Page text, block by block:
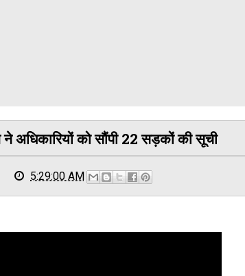
अधिकारियों को सौंपी 22 सड़कों की सूची
5:29:00 AM